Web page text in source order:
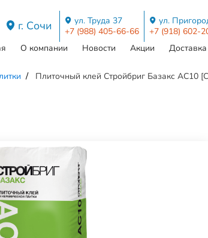
г. Сочи
ул. Труда 37
+7 (988) 405-66-66
ул.
+7 (918) 602-
О компании Новости Акции Доставка
Плиточный клей Стройбриг Базакс AC10